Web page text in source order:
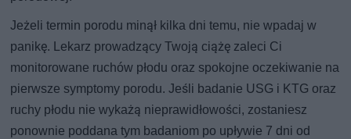
Jeżeli termin porodu minął kilka dni temu, nie wpadaj w
panikę. Lekarz prowadzący Twoją ciążę zaleci Ci
monitorowane ruchów płodu oraz spokojne oczekiwanie na
pierwsze symptomy porodu. Jeśli badanie USG i KTG oraz
ruchy płodu nie wykażą nieprawidłowości, zostaniesz
ponownie poddana tym badaniom po upływie 7 dni od